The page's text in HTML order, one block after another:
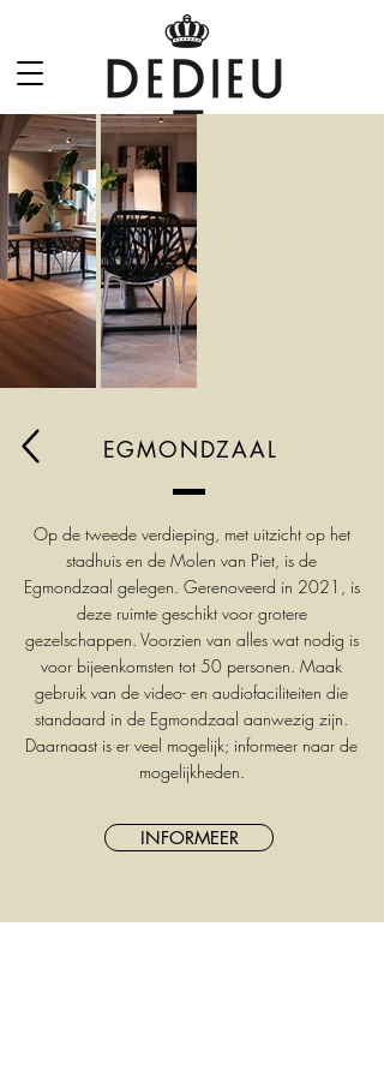
EGMONDZAAL
Op de tweede verdieping, met uitzicht op het
stadhuis en de Molen van Piet, is de
Egmondzaal gelegen. Gerenoveerd in 2021, is
deze ruimte geschikt voor grotere
gezelschappen. Voorzien van alles wat nodig is
voor bijeenkomsten tot 50 personen. Maak
gebruik van de video- en audiofaciliteiten die
standaard in de Egmondzaal aanwezig zijn.
Daarnaast is er veel mogelijk; informeer naar de
mogelijkheden.
INFORMEER